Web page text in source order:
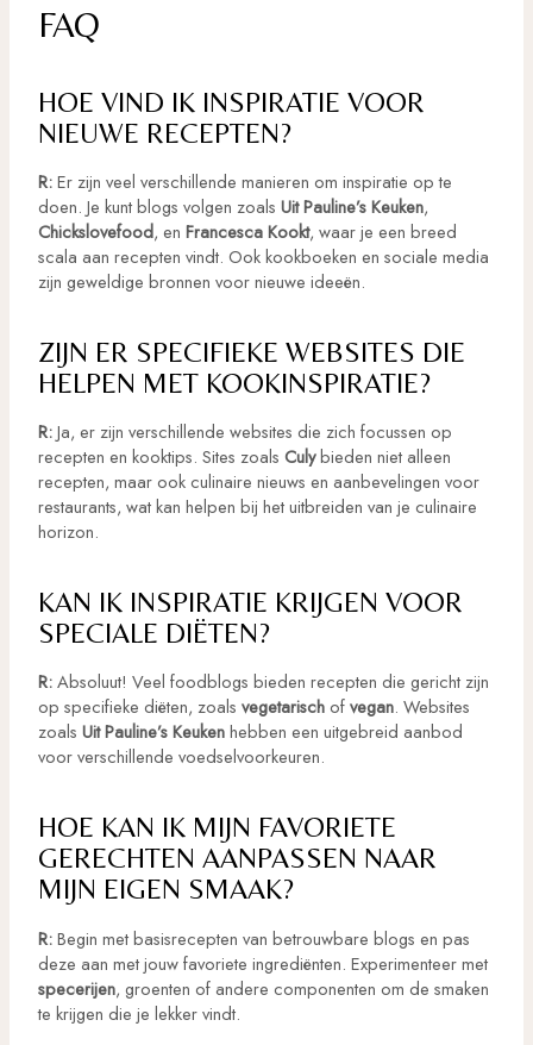
FAQ
HOE VIND IK INSPIRATIE VOOR
NIEUWE RECEPTEN?
R:Er zijn veel verschillende manieren om inspiratie op te
doen. Je kunt blogs volgen zoals Uit Pauline’s Keuken,
Chickslovefood, en Francesca Kookt, waar je een breed
scala aan recepten vindt. Ook kookboeken en sociale media
zijn geweldige bronnen voor nieuwe ideeën.
ZIJN ER SPECIFIEKE WEBSITES DIE
HELPEN MET KOOKINSPIRATIE?
R:Ja, er zijn verschillende websites die zich focussen op
recepten en kooktips. Sites zoals Culybieden niet alleen
recepten, maar ook culinaire nieuws en aanbevelingen voor
restaurants, wat kan helpen bij het uitbreiden van je culinaire
horizon.
KAN IK INSPIRATIE KRIJGEN VOOR
SPECIALE DIËTEN?
R:Absoluut! Veel foodblogs bieden recepten die gericht zijn
op specifieke diëten, zoals vegetarischofvegan. Websites
zoals Uit Pauline’s Keukenhebben een uitgebreid aanbod
voor verschillende voedselvoorkeuren.
HOE KAN IK MIJN FAVORIETE
GERECHTEN AANPASSEN NAAR
MIJN EIGEN SMAAK?
R:Begin met basisrecepten van betrouwbare blogs en pas
deze aan met jouw favoriete ingrediënten. Experimenteer met
specerijen, groenten of andere componenten om de smaken
te krijgen die je lekker vindt.